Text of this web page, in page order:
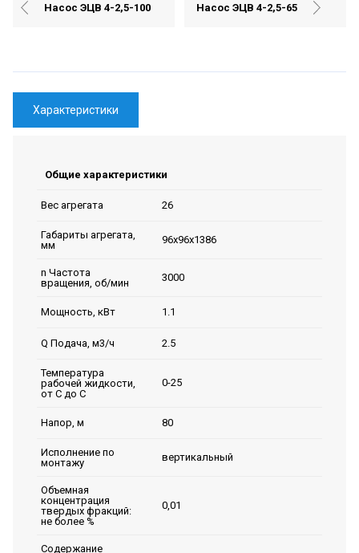
Насос ЭЦВ 4-2,5-100 Насос ЭЦВ 4-2,5-65
Характеристики
Общие характеристики
Вес агрегата 26
Габариты агрегата,
мм
96х96х1386
n Частота
вращения, об/мин
3000
Мощность, кВт 1.1
Q Подача, м3/ч 2.5
Температура
рабочей жидкости,
от С до С
0-25
Напор, м 80
Исполнение по
монтажу
вертикальный
Объемная
концентрация
твердых фракций:
не более %
0,01
Содержание